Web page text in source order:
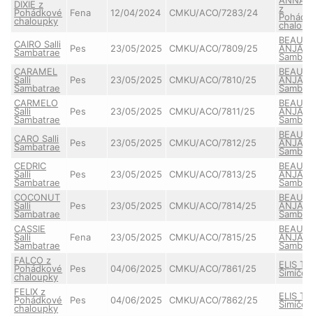
DIXIE z
Pohádkové
chaloupky
Fena 12/04/2024 CMKU/ACO/7283/24 z
CAIRO Salli
Sambatrae Pes 23/05/2025 CMKU/ACO/7809/25 ANJA
CARAMEL
Salli
Sambatrae
Pes 23/05/2025 CMKU/ACO/7810/25 ANJA
CARMELO
Salli
Sambatrae
Pes 23/05/2025 CMKU/ACO/7811/25 ANJA
CARO Salli
Sambatrae Pes 23/05/2025 CMKU/ACO/7812/25 ANJA
CEDRIC
Salli
Sambatrae
Pes 23/05/2025 CMKU/ACO/7813/25 ANJA
COCONUT
Salli
Sambatrae
Pes 23/05/2025 CMKU/ACO/7814/25 ANJA
CASSIE
Salli
Sambatrae
Fena 23/05/2025 CMKU/ACO/7815/25 ANJA
FALCO z
Pohádkové
chaloupky
Pes 04/06/2025 CMKU/ACO/7861/25 ELIS
Šimíček
FELIX z
Pohádkové
chaloupky
Pes 04/06/2025 CMKU/ACO/7862/25 ELIS
Šimíček